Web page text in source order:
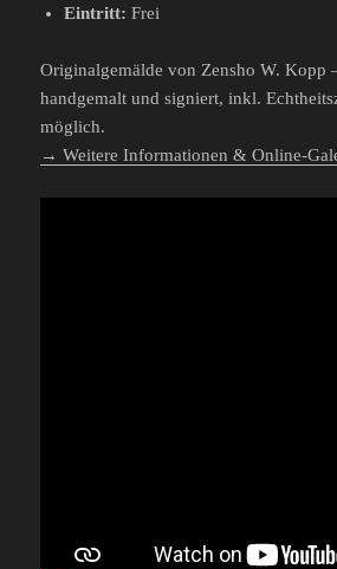
Eintritt: Frei
Originalgemälde von Zensho W. Kopp
handgemalt und signiert, inkl.
möglich.
→ Weitere Informationen & Online-